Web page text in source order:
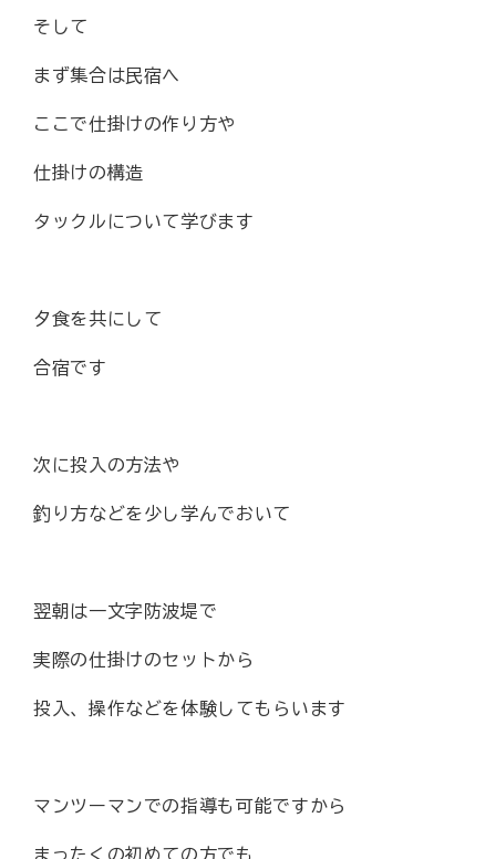
そして
まず集合は民宿へ
ここで仕掛けの作り方や
仕掛けの構造
タックルについて学びます
夕食を共にして
合宿です
次に投入の方法や
釣り方などを少し学んでおいて
翌朝は一文字防波堤で
実際の仕掛けのセットから
投入、操作などを体験してもらいます
マンツーマンでの指導も可能ですから
まったくの初めての方でも